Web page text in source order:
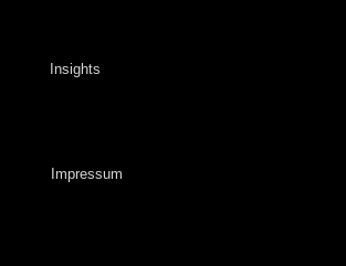
Insights
Impressum